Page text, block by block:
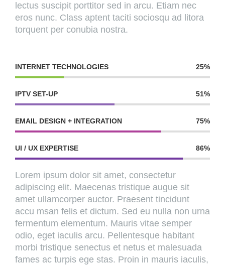
lectus suscipit porttitor sed in arcu. Etiam nec
eros nunc. Class aptent taciti sociosqu ad litora
torquent per conubia nostra.
INTERNET TECHNOLOGIES 25%
IPTV SET-UP 51%
EMAIL DESIGN + INTEGRATION 75%
UI / UX EXPERTISE 86%
Lorem ipsum dolor sit amet, consectetur
adipiscing elit. Maecenas tristique augue sit
amet ullamcorper auctor. Praesent tincidunt
accu msan felis et dictum. Sed eu nulla non urna
fermentum elementum. Mauris vitae semper
odio, eget iaculis arcu. Pellentesque habitant
morbi tristique senectus et netus et malesuada
fames ac turpis ege stas. Proin in mauris iaculis,